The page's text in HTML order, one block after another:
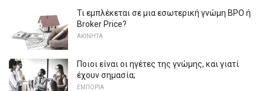
Τι εμπλέκεται σε μια εσωτερική γνώμη BPO ή
Broker Price?
ΑΚΊΝΗΤΑ
Ποιοι είναι οι ηγέτες της γνώμης, και γιατί
έχουν σημασία;
ΕΜΠΟΡΊΑ